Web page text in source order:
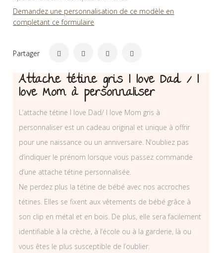
Demandez une personnalisation de ce modèle en
completant ce formulaire
Partager
Attache tétine gris I love Dad / I
love Mom à personnaliser
L’attache tétine I love Dad/ I love Mom gris à
personnaliser est un cadeau original et unique à offrir
pour une naissance ou un anniversaire. N’oubliez pas
d’indiquer le prénom lorsque vous passez commande
d’une attache tétine personnalisée.
Ne perdez plus la tétine de bébé avec nos accroches
tétines. Elles se fixent aux vêtements de bébé grâce à
son clip en métal et en bois. De plus, elle sera facilement
identifiable à la crèche, à l’école ou à la garderie, là ou
vous êtes le plus susceptible de l’oublier.